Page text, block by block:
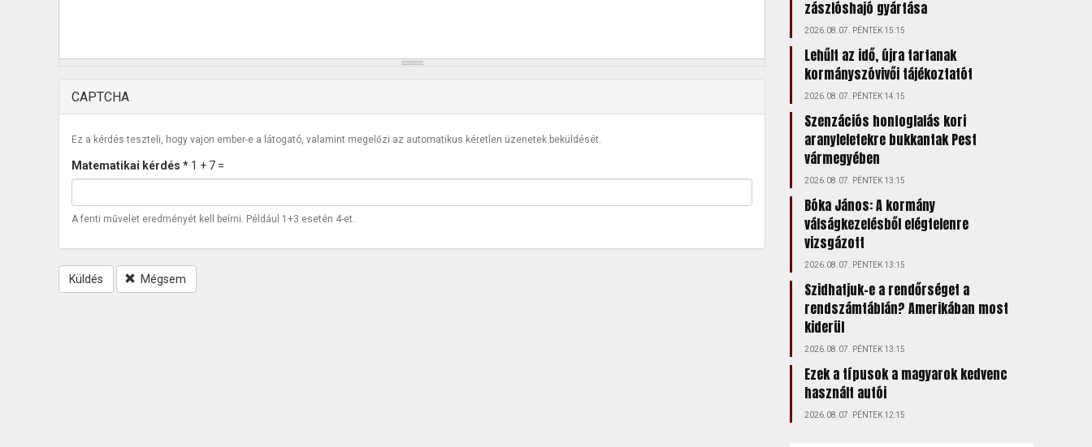
CAPTCHA
Ez a kérdés teszteli, hogy vajon ember-e a látogató, valamint megelőzi az automatikus kéretlen üzenetek beküldését.
Matematikai kérdés * 1 + 7 =
A fenti művelet eredményét kell beírni. Például 1+3 esetén 4-et.
Küldés Mégsem
zászlóshajó gyártása
2026.08.07. PÉNTEK 15:15
Lehűlt az idő, újra tartanak
kormányszóvivői tájékoztatót
2026.08.07. PÉNTEK 14:15
Szenzációs honfoglalás kori
aranyleletekre bukkantak Pest
vármegyében
2026.08.07. PÉNTEK 13:15
Bóka János: A kormány
válságkezelésből elégtelenre
vizsgázott
2026.08.07. PÉNTEK 13:15
Szidhatjuk-e a rendőrséget a
rendszámtáblán? Amerikában most
kiderül
2026.08.07. PÉNTEK 13:15
Ezek a típusok a magyarok kedvenc
használt autói
2026.08.07. PÉNTEK 12:15